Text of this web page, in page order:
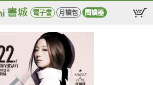
電子書 月讀包 閱讀器